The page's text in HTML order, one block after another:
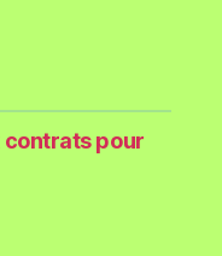
contrats pour